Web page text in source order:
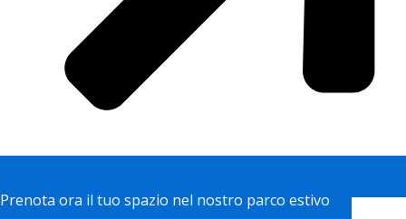
Prenota ora il tuo spazio nel nostro parco estivo